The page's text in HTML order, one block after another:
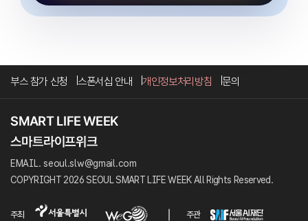
부스 참가 신청 스폰서십 안내 개인정보처리방침 문의
EMAIL. seoul.slw@gmail.com
COPYRIGHT 2026 SEOUL SMART LIFE WEEK All Rights Reserved.
주최 주관